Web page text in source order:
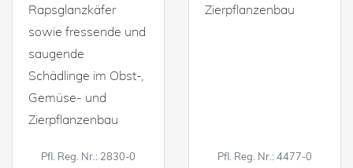
Rapsglanzkäfer
sowie fressende und
saugende
Schädlinge im Obst-,
Gemüse- und
Zierpflanzenbau
Pfl. Reg. Nr.: 2830-0
Zierpflanzenbau
Pfl. Reg. Nr.: 4477-0